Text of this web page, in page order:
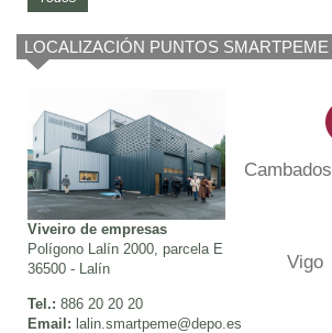
LOCALIZACIÓN PUNTOS SMARTPEME
Viveiro de empresas
Polígono Lalín 2000, parcela E
36500 - Lalín
Tel.: 886 20 20 20
Email: lalin.smartpeme@depo.es
Cambados
Vigo